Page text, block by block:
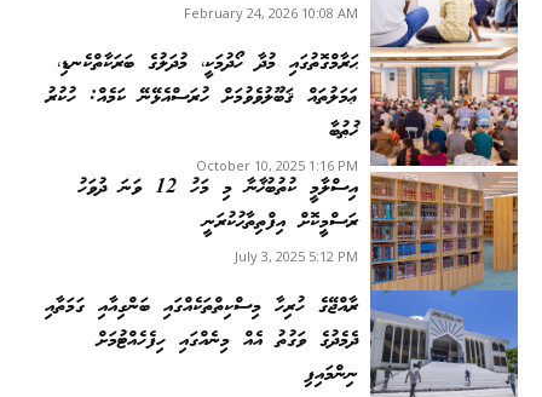
February 24, 2026 10:08 AM
ޙަރާމްގޮތުގައި މުދާ ހޯދުމަކީ، މުދަލުގެ ބަރަކާތްކެނޑި،
ޢަމަލުތައް ޤަބޫލުވެވުމަށް ހުރަސްއެޅޭނޭ ކަމެއް: ހުކުރު
ޚުޠުބާ
October 10, 2025 1:16 PM
އިސްލާމީ ކުތުބުޚާނާ މި މަހު 12 ވަނަ ދުވަހު
ރަސްމީކޮށް އިފްތިތާޙުކުރަނީ
July 3, 2025 5:12 PM
ރާއްޖޭގެ ހުރިހާ މިސްކިތްތަކެއްގައި ބަންގިއާއި ގަމަތާއި
ދެމެދުގެ ވަގުތު އެއް މިނެއްގައި ހިފެހެއްޓުމަށް
ނިންމައިފި